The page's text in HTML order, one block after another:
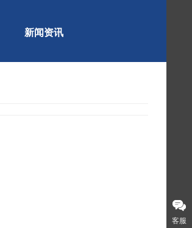
新闻资讯
客服